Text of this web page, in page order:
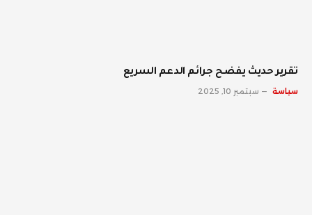
تقرير حديث يفضح جرائم الدعم السريع
سياسة سبتمبر 10, 2025